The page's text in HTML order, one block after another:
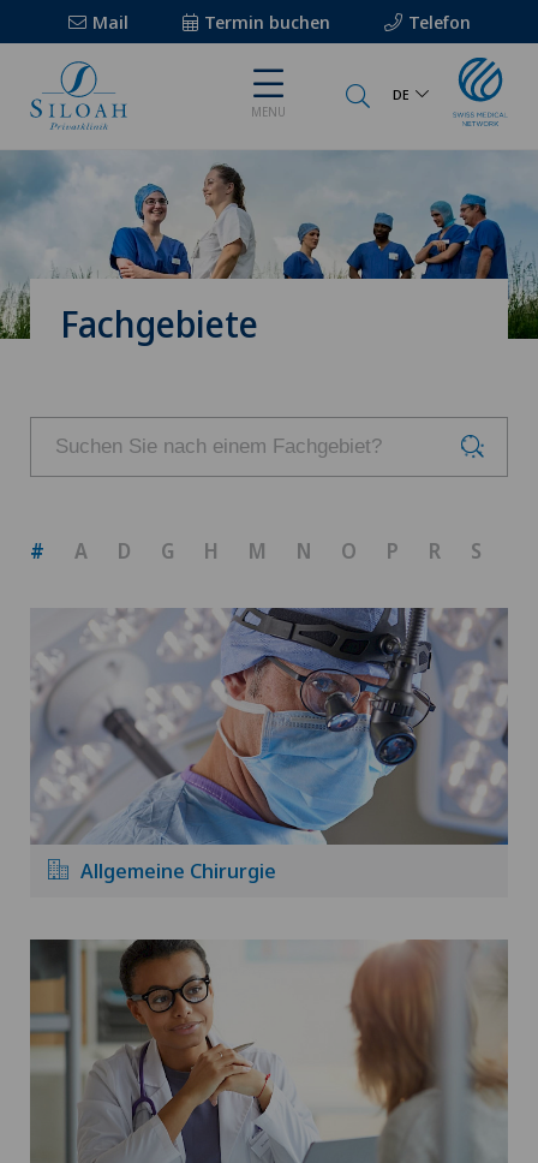
Mail Termin buchen Telefon
MENU
DE
Fachgebiete
# A D G H M N O P R S
Allgemeine Chirurgie